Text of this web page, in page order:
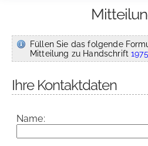
Füllen Sie das folgende
Mitteilung zu Handschrift
Ihre Kontaktdaten
Name: